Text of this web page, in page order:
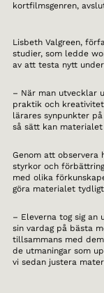
kortfilmsgenren,
Lisbeth Valgreen,
studier, som ledde
av att testa nytt
– När man utvecklar
praktik och
lärares synpunkter
så sätt kan
Genom att observera
styrkor och
med olika
göra materialet
– Eleverna tog sig an
sin vardag på bästa
tillsammans med
de utmaningar som
vi sedan justera